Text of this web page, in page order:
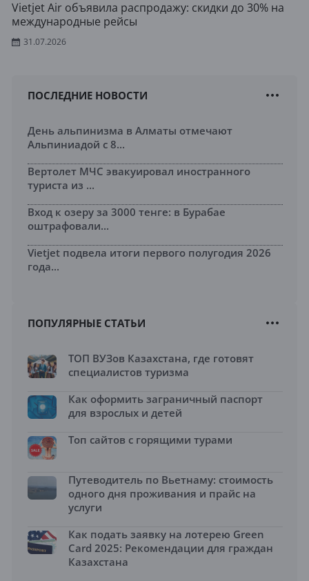
Vietjet Air объявила распродажу: скидки до 30% на
международные рейсы
31.07.2026
ПОСЛЕДНИЕ НОВОСТИ
День альпинизма в Алматы отмечают
Альпиниадой с 8...
Вертолет МЧС эвакуировал иностранного
туриста из ...
Вход к озеру за 3000 тенге: в Бурабае
оштрафовали...
Vietjet подвела итоги первого полугодия 2026
года...
ПОПУЛЯРНЫЕ СТАТЬИ
ТОП ВУЗов Казахстана, где готовят
специалистов туризма
Как оформить заграничный паспорт
для взрослых и детей
Топ сайтов с горящими турами
Путеводитель по Вьетнаму: стоимость
одного дня проживания и прайс на
услуги
Как подать заявку на лотерею Green
Card 2025: Рекомендации для граждан
Казахстана